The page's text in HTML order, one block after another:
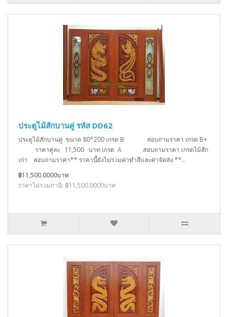
ประตูไม้สักบานคู่ รหัส DD62
ประตูไม้สักบานคู่ ขนาด 80*200 เกรด B สอบถามราคา เกรด B+
ราคาคู่ละ 11,500 บาท เกรด A สอบถามราคา เกรดไม้สัก
เก่า สอบถามราคา** ราคานี้ยังไม่รวมค่าทำสีเเละค่าจัดส่ง **..
฿11,500.0000บาท
ราคาไม่รวมภาษี: ฿11,500.0000บาท